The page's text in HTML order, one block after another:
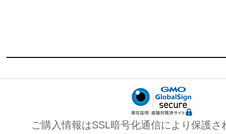
ご購入情報はSSL暗号化通信により保護さ